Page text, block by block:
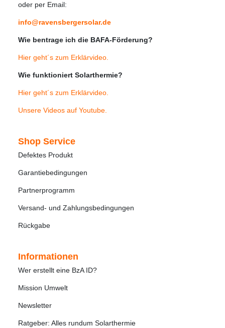
oder per Email:
info@ravensbergersolar.de
Wie bentrage ich die BAFA-Förderung?
Hier geht´s zum Erklärvideo
Wie funktioniert Solarthermie?
Hier geht´s zum Erklärvideo
Unsere Videos auf Youtube
Shop Service
Defektes Produkt
Garantiebedingungen
Partnerprogramm
Versand- und Zahlungsbedingungen
Rückgabe
Informationen
Wer erstellt eine BzA ID?
Mission Umwelt
Newsletter
Ratgeber: Alles rundum Solarthermie